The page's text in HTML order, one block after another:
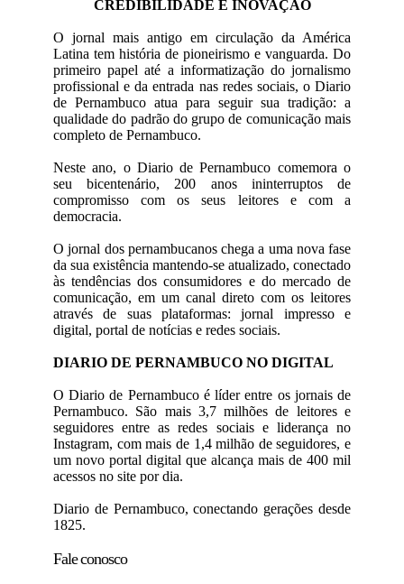
CREDIBILIDADE E INOVAÇÃO
O jornal mais antigo em circulação da América
Latina tem história de pioneirismo e vanguarda. Do
primeiro papel até a informatização do jornalismo
profissional e da entrada nas redes sociais, o Diario
de Pernambuco atua para seguir sua tradição: a
qualidade do padrão do grupo de comunicação mais
completo de Pernambuco.
Neste ano, o Diario de Pernambuco comemora o
seu bicentenário, 200 anos ininterruptos de
compromisso com os seus leitores e com a
democracia.
O jornal dos pernambucanos chega a uma nova fase
da sua existência mantendo-se atualizado, conectado
às tendências dos consumidores e do mercado de
comunicação, em um canal direto com os leitores
através de suas plataformas: jornal impresso e
digital, portal de notícias e redes sociais.
DIARIO DE PERNAMBUCO NO DIGITAL
O Diario de Pernambuco é líder entre os jornais de
Pernambuco. São mais 3,7 milhões de leitores e
seguidores entre as redes sociais e liderança no
Instagram, com mais de 1,4 milhão de seguidores, e
um novo portal digital que alcança mais de 400 mil
acessos no site por dia.
Diario de Pernambuco, conectando gerações desde
1825.
Fale conosco